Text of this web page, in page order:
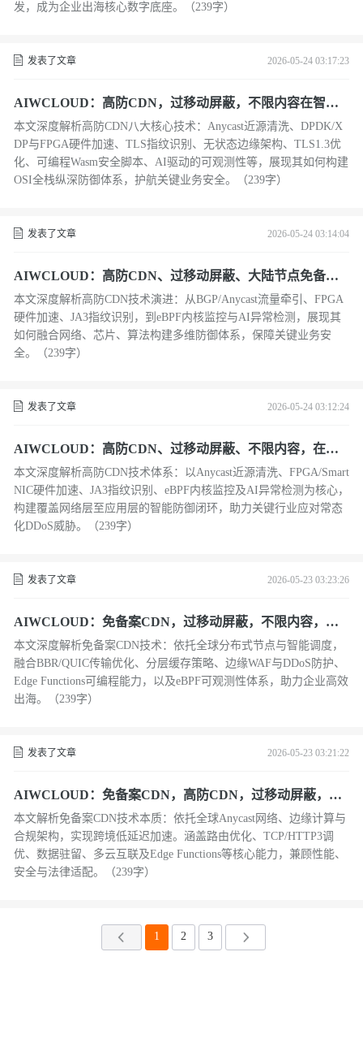
发，成为企业出海核心数字底座。（239字）
发表了文章 2026-05-24 03:17:23
AIWCLOUD：高防CDN，过移动屏蔽，不限内容在智能
边缘防御情况下
本文深度解析高防CDN八大核心技术：Anycast近源清洗、DPDK/X
DP与FPGA硬件加速、TLS指纹识别、无状态边缘架构、TLS1.3优
化、可编程Wasm安全脚本、AI驱动的可观测性等，展现其如何构建
OSI全栈纵深防御体系，护航关键业务安全。（239字）
发表了文章 2026-05-24 03:14:04
AIWCLOUD：高防CDN、过移动屏蔽、大陆节点免备架
构下的分布式流量工程
本文深度解析高防CDN技术演进：从BGP/Anycast流量牵引、FPGA
硬件加速、JA3指纹识别，到eBPF内核监控与AI异常检测，展现其
如何融合网络、芯片、算法构建多维防御体系，保障关键业务安
全。（239字）
发表了文章 2026-05-24 03:12:24
AIWCLOUD：高防CDN、过移动屏蔽、不限内容，在边
缘安全新范式下
本文深度解析高防CDN技术体系：以Anycast近源清洗、FPGA/Smart
NIC硬件加速、JA3指纹识别、eBPF内核监控及AI异常检测为核心，
构建覆盖网络层至应用层的智能防御闭环，助力关键行业应对常态
化DDoS威胁。（239字）
发表了文章 2026-05-23 03:23:26
AIWCLOUD：免备案CDN，过移动屏蔽，不限内容，赋
能下的全球边缘计算与安全加速体系
本文深度解析免备案CDN技术：依托全球分布式节点与智能调度，
融合BBR/QUIC传输优化、分层缓存策略、边缘WAF与DDoS防护、
Edge Functions可编程能力，以及eBPF可观测性体系，助力企业高效
出海。（239字）
发表了文章 2026-05-23 03:21:22
AIWCLOUD：免备案CDN，高防CDN，过移动屏蔽，在
跨境业务加速与合规架构下技术深究
本文解析免备案CDN技术本质：依托全球Anycast网络、边缘计算与
合规架构，实现跨境低延迟加速。涵盖路由优化、TCP/HTTP3调
优、数据驻留、多云互联及Edge Functions等核心能力，兼顾性能、
安全与法律适配。（239字）
1 2 3